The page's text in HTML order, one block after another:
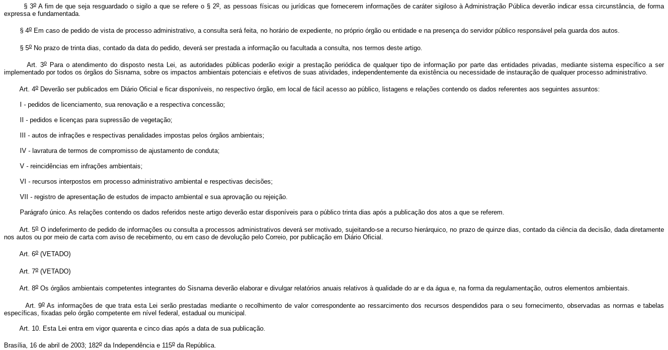
§ 3oA fim de que seja resguardado o sigilo a que se refere o § 2o, as pessoas físicas ou jurídicas que fornecerem informações de caráter sigiloso à Administração Pública deverão indicar essa circunstância, de forma
expressa e fundamentada.
§ 4o Em caso de pedido de vista de processo administrativo, a consulta será feita, no horário de expediente, no próprio órgão ou entidade e na presença do servidor público responsável pela guarda dos autos.
§ 5o No prazo de trinta dias, contado da data do pedido, deverá ser prestada a informação ou facultada a consulta, nos termos deste artigo.
Art. 3oPara o atendimento do disposto nesta Lei, as autoridades públicas poderão exigir a prestação periódica de qualquer tipo de informação por parte das entidades privadas, mediante sistema específico a ser
implementado por todos os órgãos do Sisnama, sobre os impactos ambientais potenciais e efetivos de suas atividades, independentemente da existência ou necessidade de instauração de qualquer processo administrativo.
Art. 4o Deverão ser publicados em Diário Oficial e ficar disponíveis, no respectivo órgão, em local de fácil acesso ao público, listagens e relações contendo os dados referentes aos seguintes assuntos:
I - pedidos de licenciamento, sua renovação e a respectiva concessão;
II - pedidos e licenças para supressão de vegetação;
III - autos de infrações e respectivas penalidades impostas pelos órgãos ambientais;
IV - lavratura de termos de compromisso de ajustamento de conduta;
V - reincidências em infrações ambientais;
VI - recursos interpostos em processo administrativo ambiental e respectivas decisões;
VII - registro de apresentação de estudos de impacto ambiental e sua aprovação ou rejeição.
Parágrafo único. As relações contendo os dados referidos neste artigo deverão estar disponíveis para o público trinta dias após a publicação dos atos a que se referem.
Art. 5oO indeferimento de pedido de informações ou consulta a processos administrativos deverá ser motivado, sujeitando-se a recurso hierárquico, no prazo de quinze dias, contado da ciência da decisão, dada diretamente
nos autos ou por meio de carta com aviso de recebimento, ou em caso de devolução pelo Correio, por publicação em Diário Oficial.
Art. 6o (VETADO)
Art. 7o (VETADO)
Art. 8o Os órgãos ambientais competentes integrantes do Sisnama deverão elaborar e divulgar relatórios anuais relativos à qualidade do ar e da água e, na forma da regulamentação, outros elementos ambientais.
Art. 9o As informações de que trata esta Lei serão prestadas mediante o recolhimento de valor correspondente ao ressarcimento dos recursos despendidos para o seu fornecimento, observadas as normas e tabelas
específicas, fixadas pelo órgão competente em nível federal, estadual ou municipal.
Art. 10. Esta Lei entra em vigor quarenta e cinco dias após a data de sua publicação.
Brasília, 16 de abril de 2003; 182o da Independência e 115o da República.